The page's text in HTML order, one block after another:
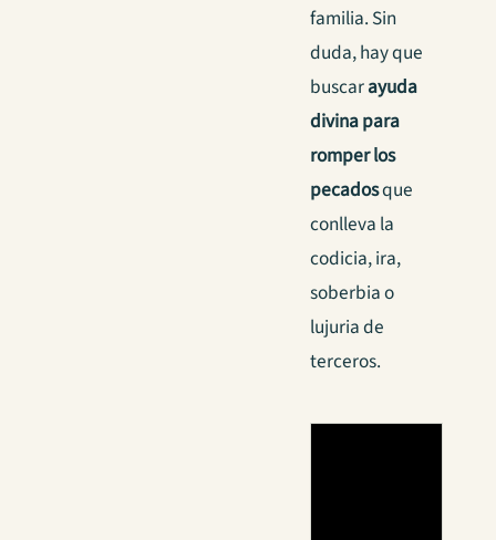
familia. Sin
duda, hay que
buscarayuda
divina para
romper los
pecadosque
conlleva la
codicia, ira,
soberbia o
lujuria de
terceros.